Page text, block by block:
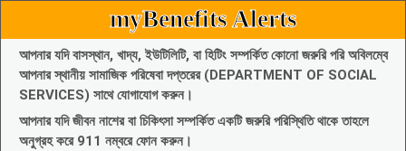
myBenefits Alerts
আপনার যদি বাসস্থান, খাদ্য, ইউটিলিটি, বা হিটিং সম্পর্কিত কোনো জরুরি পরি অবিলম্বে
আপনার স্থানীয় সামাজিক পরিষেবা দপ্তরের (DEPARTMENT OF SOCIAL
SERVICES) সাথে যোগাযোগ করুন।
আপনার যদি জীবন নাশের বা চিকিৎসা সম্পর্কিত একটি জরুরি পরিস্থিতি থাকে তাহলে
অনুগ্রহ করে 911 নম্বরে ফোন করুন।